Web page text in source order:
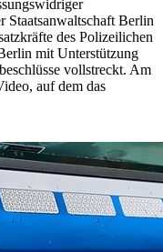
Staatsanwaltschaft Berlin
des Polizeilichen
mit Unterstützung
vollstreckt. Am
auf dem das